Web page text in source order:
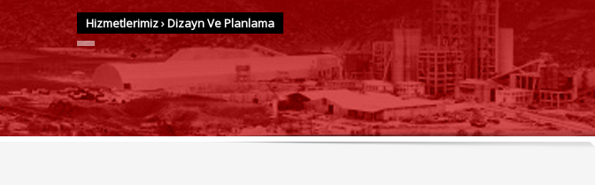
Hizmetlerimiz›Dizayn Ve Planlama